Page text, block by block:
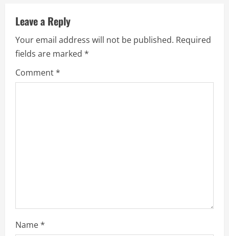
e
R
e
Leave a Reply
Your email address will not be published. Required
fields are marked *
Comment*
Name*